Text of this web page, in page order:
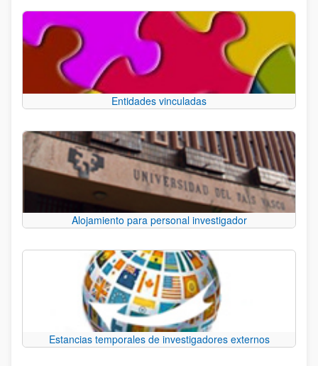
Entidades vinculadas
Alojamiento para personal investigador
Estancias temporales de investigadores externos